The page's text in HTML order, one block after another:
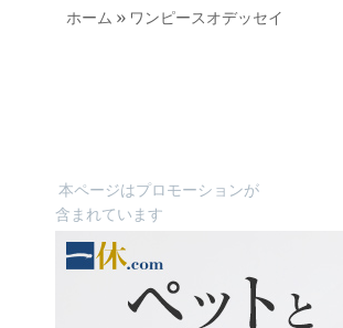
ホーム » ワンピースオデッセイ
本ページはプロモーションが
含まれています